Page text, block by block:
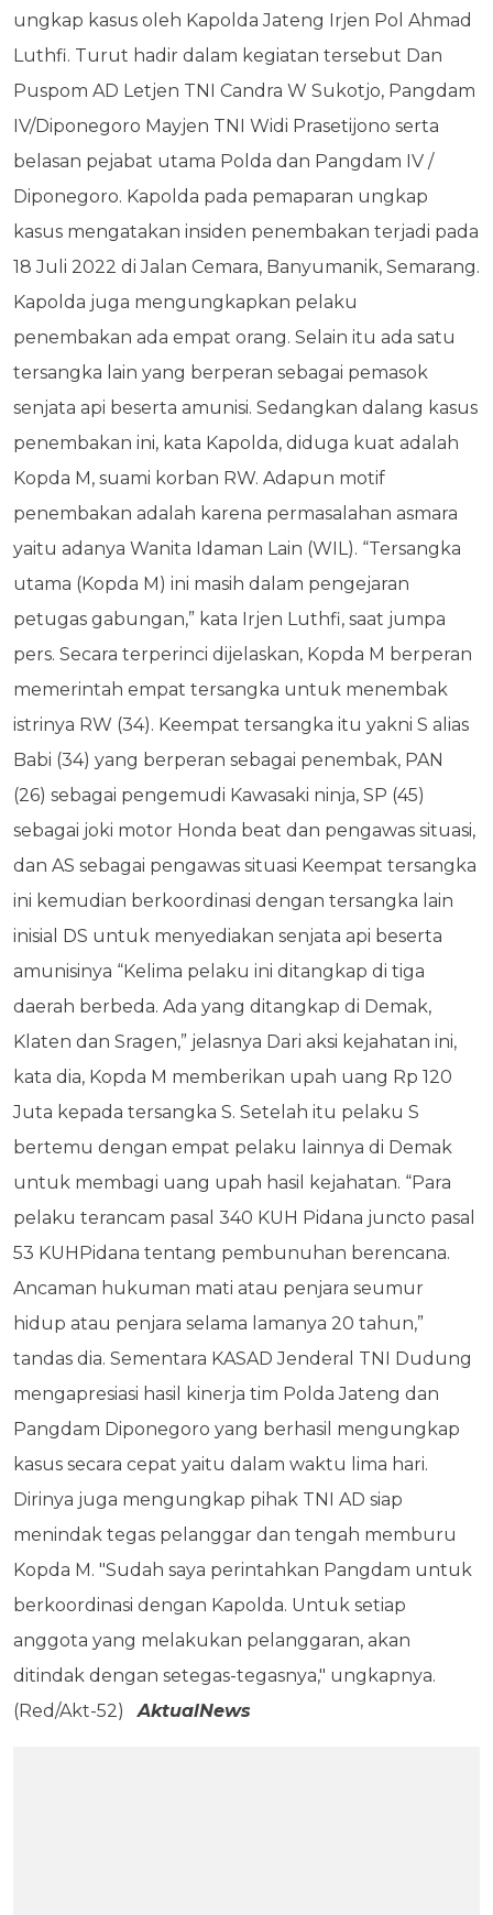
ungkap kasus oleh Kapolda Jateng Irjen Pol Ahmad
Luthfi. Turut hadir dalam kegiatan tersebut Dan
Puspom AD Letjen TNI Candra W Sukotjo, Pangdam
IV/Diponegoro Mayjen TNI Widi Prasetijono serta
belasan pejabat utama Polda dan Pangdam IV /
Diponegoro. Kapolda pada pemaparan ungkap
kasus mengatakan insiden penembakan terjadi pada
18 Juli 2022 di Jalan Cemara, Banyumanik, Semarang.
Kapolda juga mengungkapkan pelaku
penembakan ada empat orang. Selain itu ada satu
tersangka lain yang berperan sebagai pemasok
senjata api beserta amunisi. Sedangkan dalang kasus
penembakan ini, kata Kapolda, diduga kuat adalah
Kopda M, suami korban RW. Adapun motif
penembakan adalah karena permasalahan asmara
yaitu adanya Wanita Idaman Lain (WIL). “Tersangka
utama (Kopda M) ini masih dalam pengejaran
petugas gabungan,” kata Irjen Luthfi, saat jumpa
pers. Secara terperinci dijelaskan, Kopda M berperan
memerintah empat tersangka untuk menembak
istrinya RW (34). Keempat tersangka itu yakni S alias
Babi (34) yang berperan sebagai penembak, PAN
(26) sebagai pengemudi Kawasaki ninja, SP (45)
sebagai joki motor Honda beat dan pengawas situasi,
dan AS sebagai pengawas situasi Keempat tersangka
ini kemudian berkoordinasi dengan tersangka lain
inisial DS untuk menyediakan senjata api beserta
amunisinya “Kelima pelaku ini ditangkap di tiga
daerah berbeda. Ada yang ditangkap di Demak,
Klaten dan Sragen,” jelasnya Dari aksi kejahatan ini,
kata dia, Kopda M memberikan upah uang Rp 120
Juta kepada tersangka S. Setelah itu pelaku S
bertemu dengan empat pelaku lainnya di Demak
untuk membagi uang upah hasil kejahatan. “Para
pelaku terancam pasal 340 KUH Pidana juncto pasal
53 KUHPidana tentang pembunuhan berencana.
Ancaman hukuman mati atau penjara seumur
hidup atau penjara selama lamanya 20 tahun,”
tandas dia. Sementara KASAD Jenderal TNI Dudung
mengapresiasi hasil kinerja tim Polda Jateng dan
Pangdam Diponegoro yang berhasil mengungkap
kasus secara cepat yaitu dalam waktu lima hari.
Dirinya juga mengungkap pihak TNI AD siap
menindak tegas pelanggar dan tengah memburu
Kopda M. "Sudah saya perintahkan Pangdam untuk
berkoordinasi dengan Kapolda. Untuk setiap
anggota yang melakukan pelanggaran, akan
ditindak dengan setegas-tegasnya," ungkapnya.
(Red/Akt-52)AktualNews